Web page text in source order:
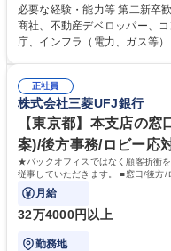
掛け合わせて広く社会に貢献していく職種で
テーションを経て適性や専門
す。総合職として入社いただ
ート・ナレッジ業務 ※それぞ
件備考欄に記載 募集職種 【総合職/ポテンシャル採用(第2新卒)】投融資一
体型のソリューション提案
必要な経験・能力等 第二新卒
商社、不動産デベロッパー、
庁、インフラ（電力、ガス等
く高い志を併せもった人材を
卒）では、金融業界での経験
て、複雑化する社会課題の解
いう気概をお持ちの方を心待ちにしています。
大学 語学力： 資格：
正社員
株式会社三菱UFJ銀行
【東京都】本支店の
案)/後方事務/ロビー応
★バックオフィスではなく顧客折衝
従事していただきます。 ■窓口/後方/
客様対応
月給
32万4000円以上
勤務地